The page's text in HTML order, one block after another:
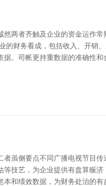
两者齐触及企业的资金运作
的财务看成，包括收入、开
。司帐更持重数据的准确性
虽侧要点不同广播电视节目
技艺，为企业提供有盘算赈
和绩效数据，为财务处治的